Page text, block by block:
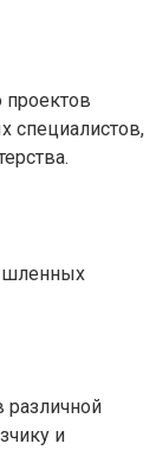
специалистов,
различной
и